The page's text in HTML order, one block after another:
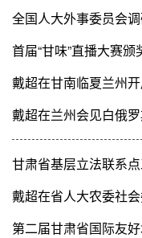
全国人大外事委员会
首届“甘味”直播大赛
戴超在甘南临夏兰州
经济高质量发展
戴超在兰州会见白俄
甘肃省基层立法联系
戴超在省人大农委社
程人民民主甘肃人大
第二届甘肃省国际友